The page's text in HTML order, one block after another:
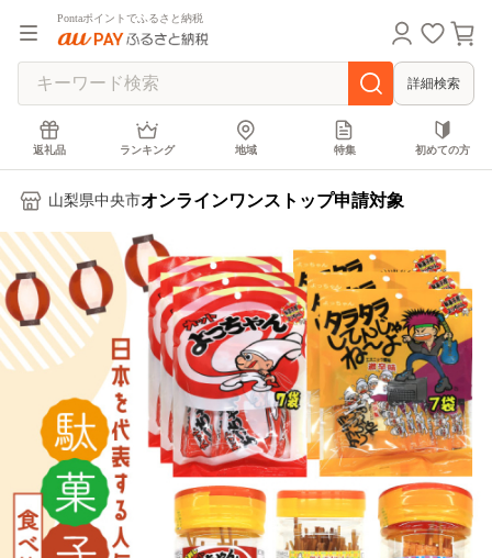
Pontaポイントでふるさと納税
詳細検索
返礼品 ランキング 地域 特集 初めての方
山梨県中央市オンラインワンストップ申請対象